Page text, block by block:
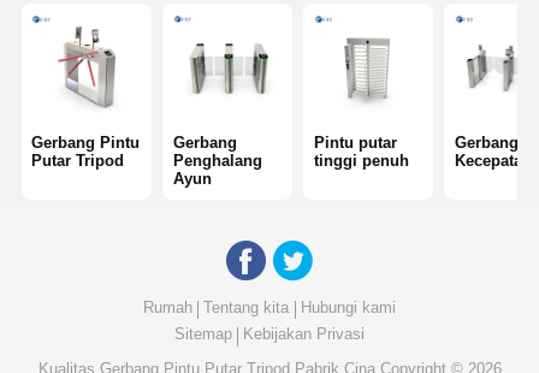
Mesin pengenalan wajah
Kontrol Akses Gerbang Pejalan Kaki
Mesin Pemindai Kode QR
Komponen mesin putar
Gerbang Pintu
Putar Tripod
Gerbang
Penghalang
Ayun
Pintu putar
tinggi penuh
Gerbang
Kecepatan
Rumah Tentang kita
Hubungi kami
Sitemap
Kebijakan Privasi
Kualitas Gerbang Pintu Putar TripodPabrik Cina.Copyright © 2026